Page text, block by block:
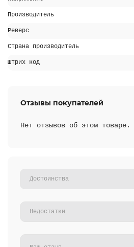
Производитель
Реверс
Страна производитель
Штрих код
Отзывы покупателей
Нет отзывов об этом товаре.